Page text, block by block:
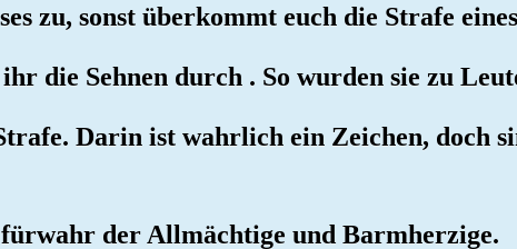
zu, sonst überkommt euch die Strafe
die Sehnen durch . So wurden sie zu
Darin ist wahrlich ein Zeichen, doch
der Allmächtige und Barmherzige.